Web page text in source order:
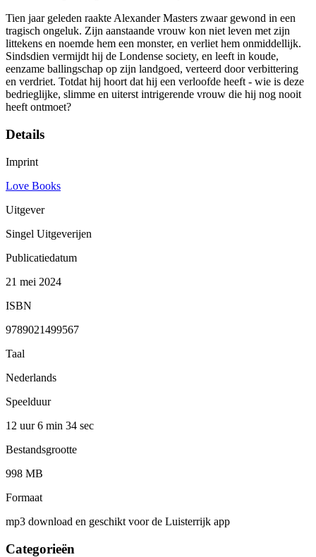
Tien jaar geleden raakte Alexander Masters zwaar gewond in een
tragisch ongeluk. Zijn aanstaande vrouw kon niet leven met zijn
littekens en noemde hem een monster, en verliet hem onmiddellijk.
Sindsdien vermijdt hij de Londense society, en leeft in koude,
eenzame ballingschap op zijn landgoed, verteerd door verbittering
en verdriet. Totdat hij hoort dat hij een verloofde heeft - wie is deze
bedrieglijke, slimme en uiterst intrigerende vrouw die hij nog nooit
heeft ontmoet?
Details
Imprint
Love Books
Uitgever
Singel Uitgeverijen
Publicatiedatum
21 mei 2024
ISBN
9789021499567
Taal
Nederlands
Speelduur
12 uur 6 min 34 sec
Bestandsgrootte
998 MB
Formaat
mp3 download en geschikt voor de Luisterrijk app
Categorieën